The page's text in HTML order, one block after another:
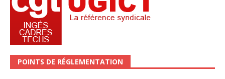
POINTS DE RÉGLEMENTATION